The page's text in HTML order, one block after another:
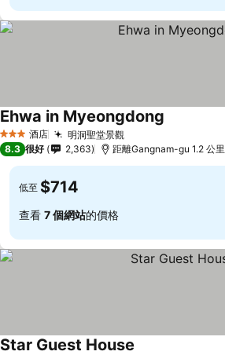
3 星級 酒店 明洞聖堂景觀
Ehwa in Myeongdong
8.3 很好 2,363 距離Gangnam-gu 1.2 公里
低至 $714
查看 7 個網站的價格
Star Guest House